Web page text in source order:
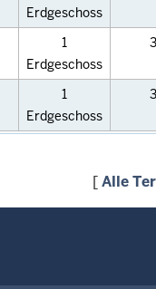
Erdgeschoss
1
Erdgeschoss
1
Erdgeschoss
[Alle